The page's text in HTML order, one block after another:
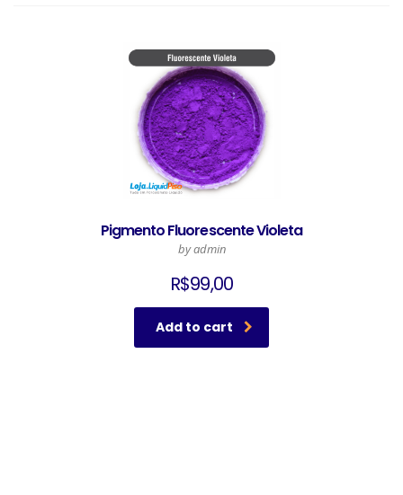
Pigmento Fluorescente Violeta
by admin
R$99,00
Add to cart